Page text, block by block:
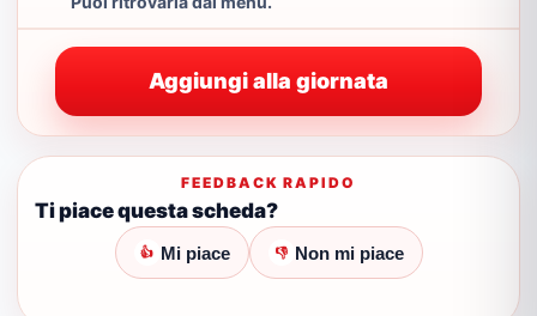
Aggiungi alla giornata
FEEDBACK RAPIDO
Ti piace questa scheda?
👍 Mi piace 👎 Non mi piace